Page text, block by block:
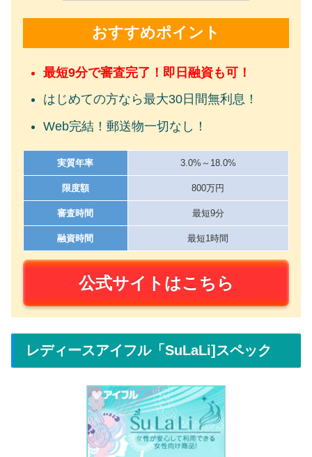
おすすめポイント
最短9分で審査完了！即日融資も可！
はじめての方なら最大30日間無利息！
Web完結！郵送物一切なし！
実質年率 3.0%～18.0%
限度額 800万円
審査時間 最短9分
融資時間 最短1時間
公式サイトはこちら
レディースアイフル「SuLaLi]スペック